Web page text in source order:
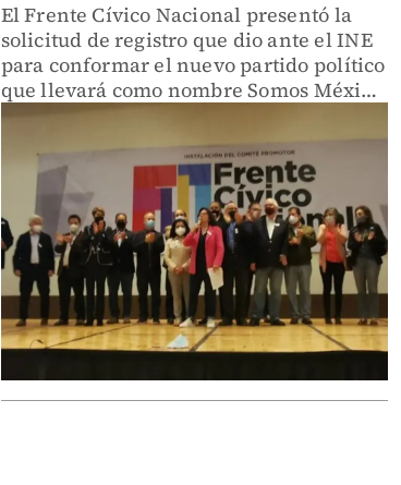
El Frente Cívico Nacional presentó la
solicitud de registro que dio ante el INE
para conformar el nuevo partido político
que llevará como nombre Somos México
y que irá dirigido a desarrollar nuevos
liderazgos juveniles con una visión
progresista.